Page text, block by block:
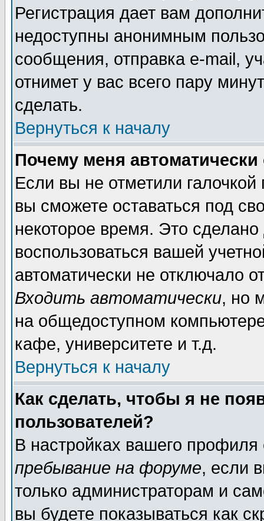
Регистрация дает вам
недоступны анонимным
сообщения, отправка e-mail,
отнимет у вас всего пару
сделать.
Вернуться к началу
Почему меня автоматически
Если вы не отметили галочкой
вы сможете оставаться под
некоторое время. Это
воспользоваться вашей
автоматически не отключало
Входить автоматически, но
на общедоступном
кафе, университете и т.д.
Вернуться к началу
Как сделать, чтобы я не
пользователей?
В настройках вашего
пребывание на форуме, если
только администраторам и
вы будете показываться как